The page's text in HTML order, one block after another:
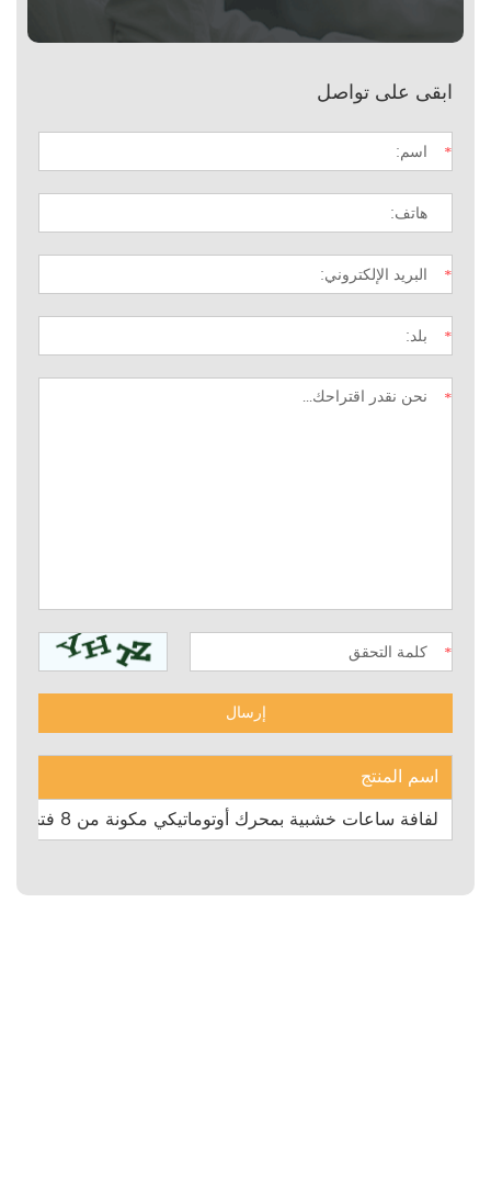
ابقى على تواصل
اسم المنتج
لفافة ساعات خشبية بمحرك أوتوماتيكي مكونة من 8 فتحات